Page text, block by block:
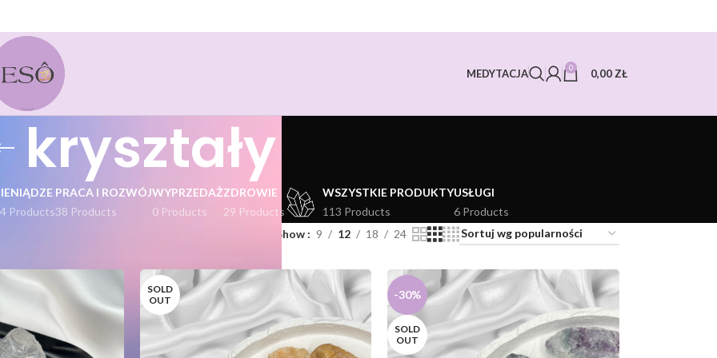
MEDYTACJA 0 0,00 ZŁ
kryształy
Products
PRACA I ROZWÓJ
38 Products
WYPRZEDAŻ
0 Products
ZDROWIE
29 Products
WSZYSTKIE PRODUKTY
113 Products
USŁUGI
6 Products
Show 9 12 18 24
SOLD
OUT
-30%
SOLD
OUT